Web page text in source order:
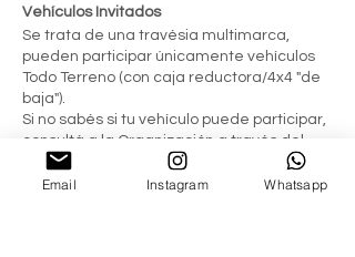
Vehículos Invitados
Se trata de una travésia multimarca,
pueden participar únicamente vehículos
Todo Terreno (con caja reductora/4x4 "de
baja").
Si no sabés si tu vehículo puede participar,
consultá a la Organización a través del
formulario de contacto!
Grado de dificultad
Email Instagram Whatsapp